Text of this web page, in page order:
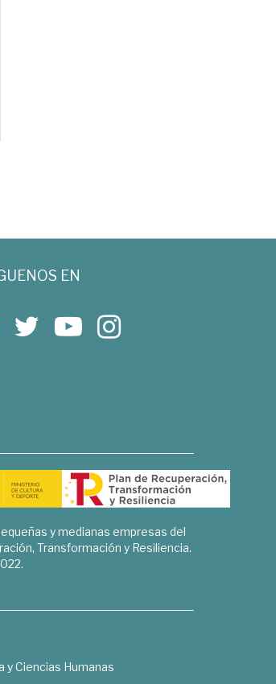
EN
y medianas empresas del
Transformación y Resiliencia.
y Ciencias Humanas